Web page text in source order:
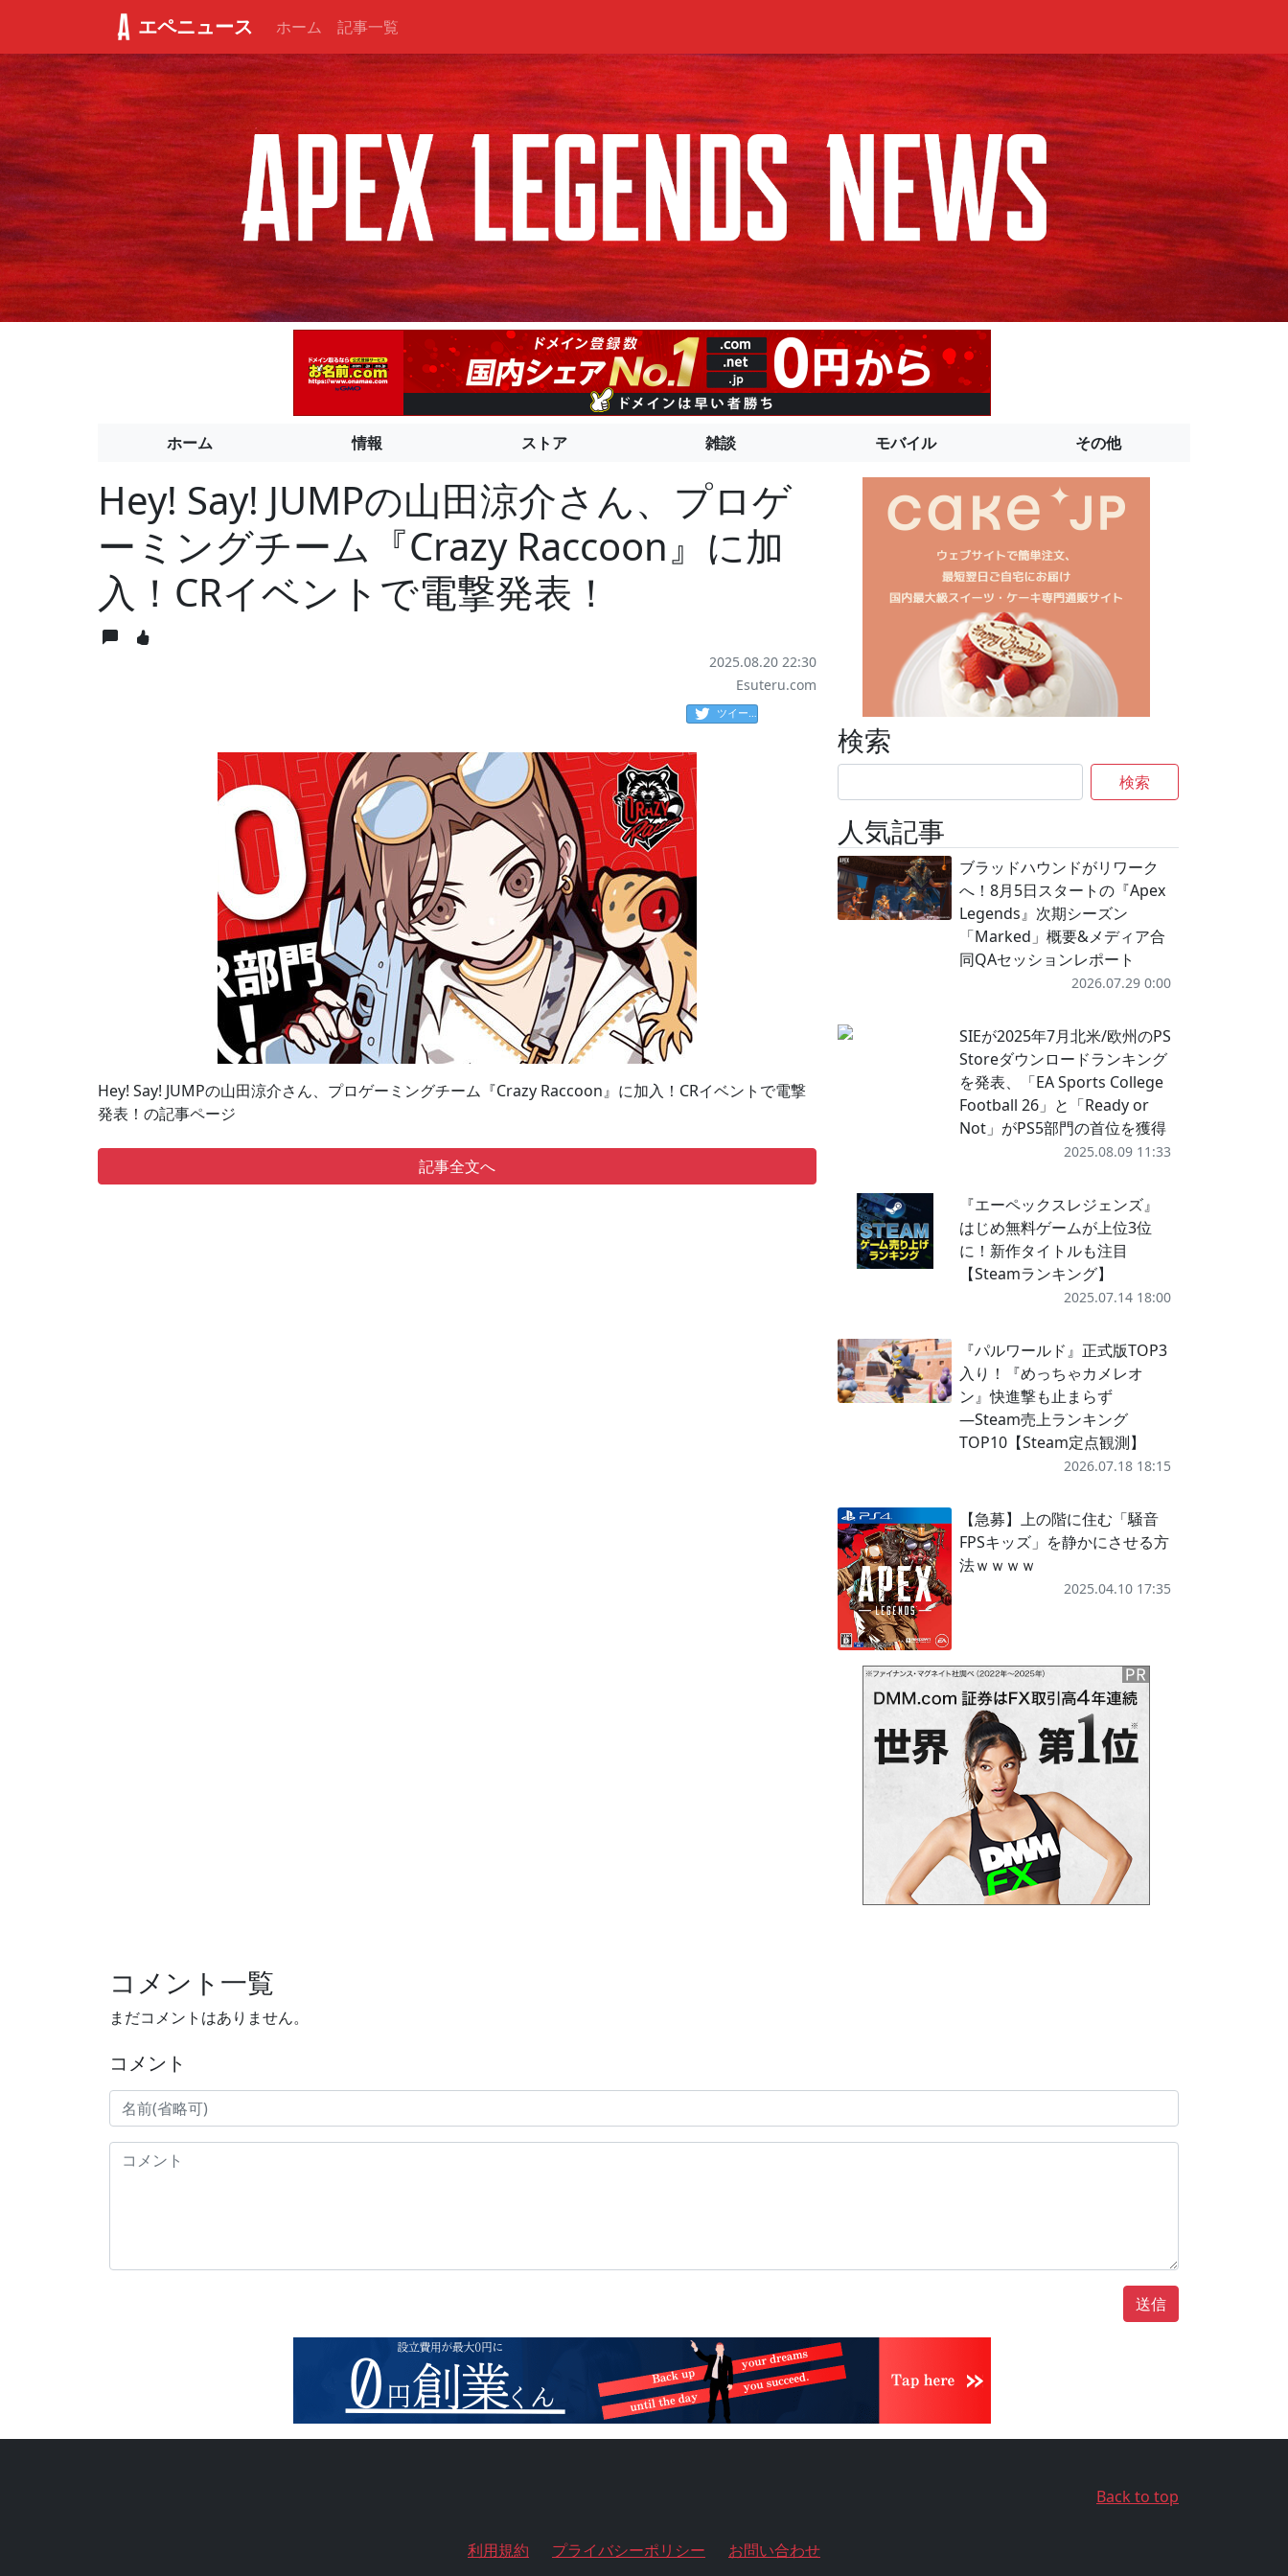
エペニュース ホーム 記事一覧
ホーム 情報 ストア 雑談 モバイル その他
Hey! Say! JUMPの山田涼介さん、プロゲ
ーミングチーム『Crazy Raccoon』に加
入！CRイベントで電撃発表！
2025.08.20 22:30
Esuteru.com
ツイート
Hey! Say! JUMPの山田涼介さん、プロゲーミングチーム『Crazy Raccoon』に加入！CRイベントで電撃
発表！の記事ページ
記事全文へ
検索
検索
人気記事
ブラッドハウンドがリワーク
へ！8月5日スタートの『Apex
Legends』次期シーズン
「Marked」概要&メディア合
同QAセッションレポート
2026.07.29 0:00
SIEが2025年7月北米/欧州のPS
Storeダウンロードランキング
を発表、「EA Sports College
Football 26」と「Ready or
Not」がPS5部門の首位を獲得
2025.08.09 11:33
『エーペックスレジェンズ』
はじめ無料ゲームが上位3位
に！新作タイトルも注目
【Steamランキング】
2025.07.14 18:00
『パルワールド』正式版TOP3
入り！『めっちゃカメレオ
ン』快進撃も止まらず
―Steam売上ランキング
TOP10【Steam定点観測】
2026.07.18 18:15
【急募】上の階に住む「騒音
FPSキッズ」を静かにさせる方
法ｗｗｗｗ
2025.04.10 17:35
コメント一覧
まだコメントはありません。
コメント
送信
Back to top
利用規約 プライバシーポリシー お問い合わせ